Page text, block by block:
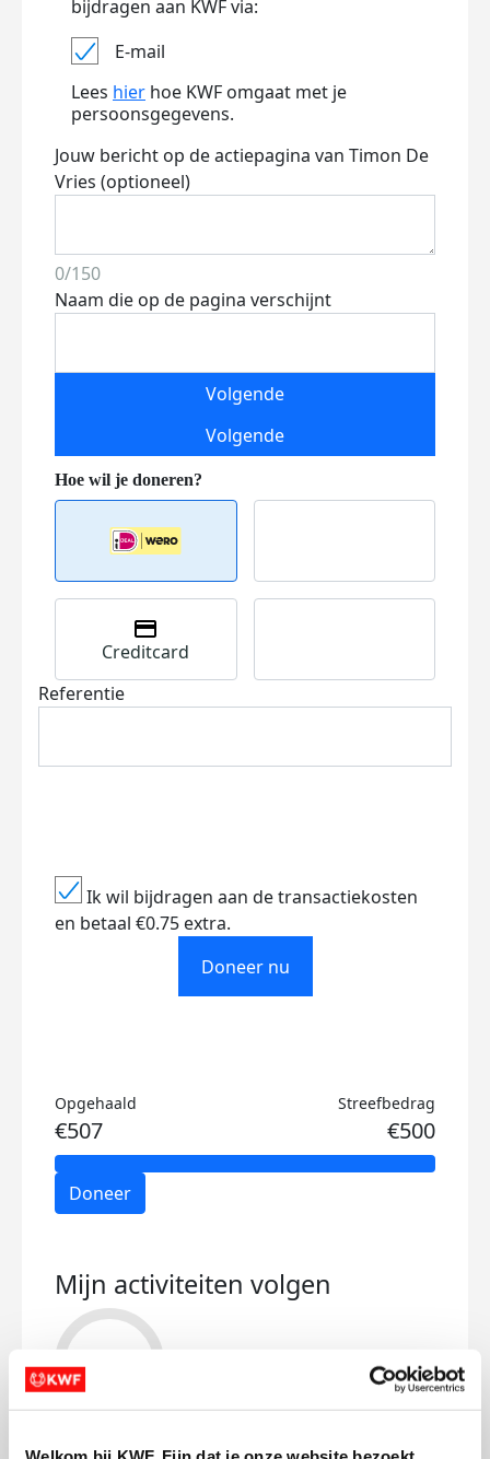
bijdragen aan KWF via:
E-mail
Lees hier hoe KWF omgaat met je
persoonsgegevens.
Jouw bericht op de actiepagina van Timon De
Vries (optioneel)
0/150
Naam die op de pagina verschijnt
Volgende
Volgende
Creditcard
Referentie
Ik wil bijdragen aan de transactiekosten
en betaal €0.75 extra.
Doneer nu
Opgehaald
€507
Streefbedrag
€500
Doneer
Mijn activiteiten volgen